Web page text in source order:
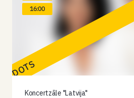
16:00
Koncertzāle "Latvija"